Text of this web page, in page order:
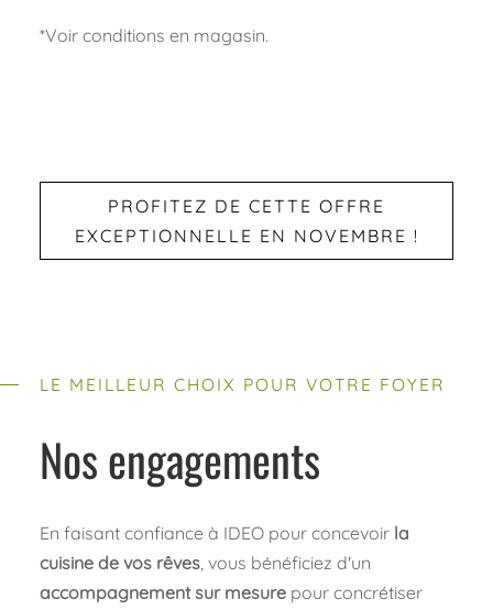
*Voir conditions en magasin.
PROFITEZ DE CETTE OFFRE
EXCEPTIONNELLE EN NOVEMBRE !
LE MEILLEUR CHOIX POUR VOTRE FOYER
Nos engagements
En faisant confiance à IDEO pour concevoir la
cuisine de vos rêves, vous bénéficiez d'un
accompagnement sur mesurepour concrétiser